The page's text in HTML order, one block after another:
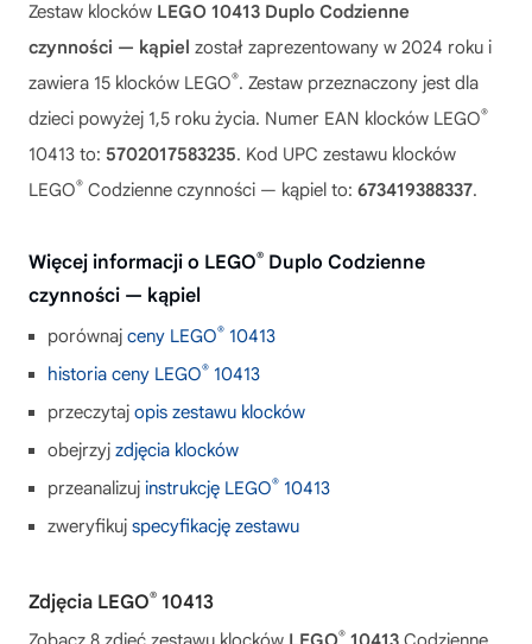
Zestaw klocków LEGO 10413 Duplo Codzienne
czynności — kąpiel został zaprezentowany w 2024 roku i
zawiera 15 klocków LEGO®. Zestaw przeznaczony jest dla
dzieci powyżej 1,5 roku życia. Numer EAN klocków LEGO®
10413 to: 5702017583235. Kod UPC zestawu klocków
LEGO® Codzienne czynności — kąpiel to: 673419388337.
Więcej informacji o LEGO® Duplo Codzienne
czynności — kąpiel
porównaj ceny LEGO® 10413
historia ceny LEGO® 10413
przeczytaj opis zestawu klocków
obejrzyj zdjęcia klocków
przeanalizuj instrukcję LEGO® 10413
zweryfikuj specyfikację zestawu
Zdjęcia LEGO® 10413
®